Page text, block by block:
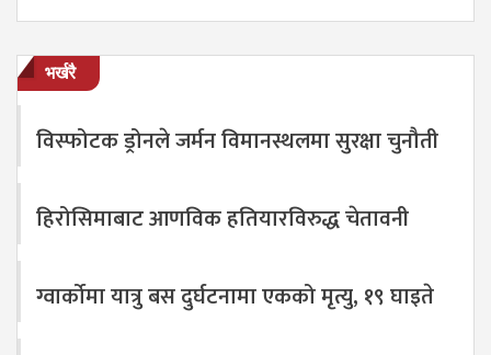
भर्खरै
विस्फोटक ड्रोनले जर्मन विमानस्थलमा सुरक्षा चुनौती
हिरोसिमाबाट आणविक हतियारविरुद्ध चेतावनी
ग्वार्कोमा यात्रु बस दुर्घटनामा एकको मृत्यु, १९ घाइते